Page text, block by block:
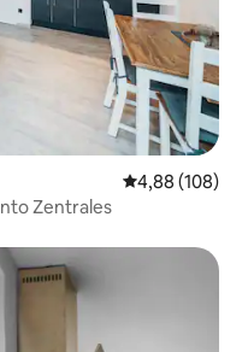
4,88 de uma
4,88 (108)
| Apartamento Zentrales
hóspedes